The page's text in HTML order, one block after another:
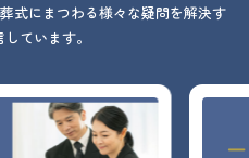
式にまつわる様々な疑問を解決す
ています。